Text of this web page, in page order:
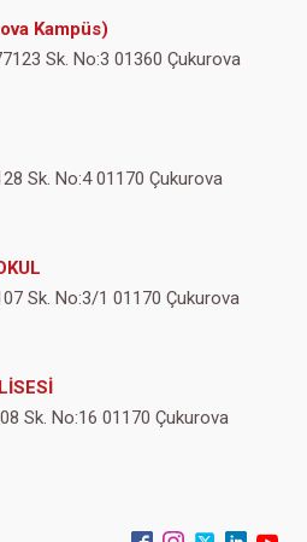
Kampüs)
Sk. No:3 01360 Çukurova
Sk. No:4 01170 Çukurova
Sk. No:3/1 01170 Çukurova
Sk. No:16 01170 Çukurova